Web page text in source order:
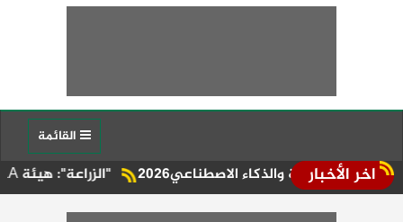
اخر الأخبار "الزراعة": هيئة A2LA الأمريكية تُجدد اعتماد فرع "متبقيات المبيدات" بالإسماعيلية للعام الرابع على التوالي الاصطناعي2026